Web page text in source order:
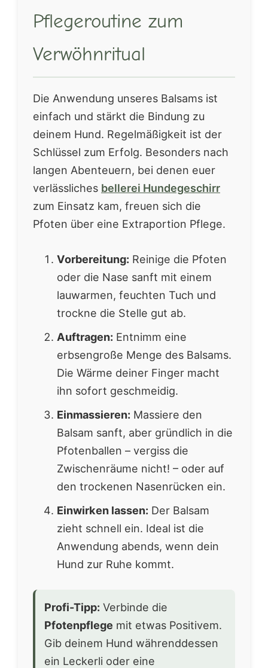
Pflegeroutine zum
Verwöhnritual
Die Anwendung unseres Balsams ist
einfach und stärkt die Bindung zu
deinem Hund. Regelmäßigkeit ist der
Schlüssel zum Erfolg. Besonders nach
langen Abenteuern, bei denen euer
verlässliches bellerei Hundegeschirr
zum Einsatz kam, freuen sich die
Pfoten über eine Extraportion Pflege.
Vorbereitung: Reinige die Pfoten
oder die Nase sanft mit einem
lauwarmen, feuchten Tuch und
trockne die Stelle gut ab.
Auftragen: Entnimm eine
erbsengroße Menge des Balsams.
Die Wärme deiner Finger macht
ihn sofort geschmeidig.
Einmassieren: Massiere den
Balsam sanft, aber gründlich in die
Pfotenballen – vergiss die
Zwischenräume nicht! – oder auf
den trockenen Nasenrücken ein.
Einwirken lassen: Der Balsam
zieht schnell ein. Ideal ist die
Anwendung abends, wenn dein
Hund zur Ruhe kommt.
Profi-Tipp: Verbinde die
Pfotenpflege mit etwas Positivem.
Gib deinem Hund währenddessen
ein Leckerli oder eine